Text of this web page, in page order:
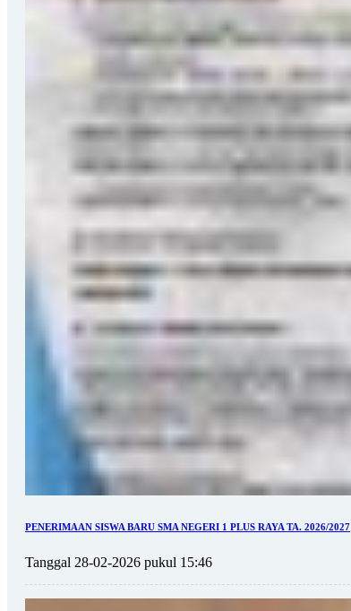
PENERIMAAN SISWA BARU SMA NEGERI 1 PLUS RAYA TA. 2026/2027
Tanggal 28-02-2026 pukul 15:46